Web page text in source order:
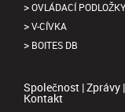
OVLÁDACÍ PODLOŽKY
V-CÍVKA
BOITES DB
Společnost |Zprávy |
Kontakt